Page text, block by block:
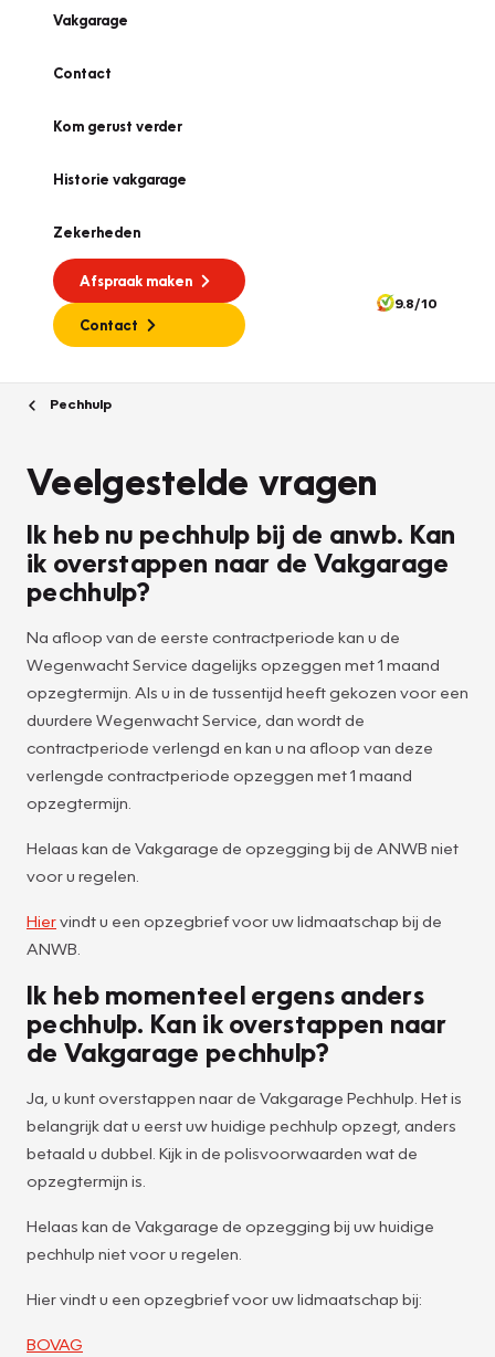
Vakgarage
Contact
Kom gerust verder
Historie vakgarage
Zekerheden
Afspraak maken
Contact
9.8/10
Pechhulp
Veelgestelde vragen
Ik heb nu pechhulp bij de anwb. Kan
ik overstappen naar de Vakgarage
pechhulp?
Na afloop van de eerste contractperiode kan u de
Wegenwacht Service dagelijks opzeggen met 1 maand
opzegtermijn. Als u in de tussentijd heeft gekozen voor een
duurdere Wegenwacht Service, dan wordt de
contractperiode verlengd en kan u na afloop van deze
verlengde contractperiode opzeggen met 1 maand
opzegtermijn.
Helaas kan de Vakgarage de opzegging bij de ANWB niet
voor u regelen.
Hiervindt u een opzegbrief voor uw lidmaatschap bij de
ANWB.
Ik heb momenteel ergens anders
pechhulp. Kan ik overstappen naar
de Vakgarage pechhulp?
Ja, u kunt overstappen naar de Vakgarage Pechhulp. Het is
belangrijk dat u eerst uw huidige pechhulp opzegt, anders
betaald u dubbel. Kijk in de polisvoorwaarden wat de
opzegtermijn is.
Helaas kan de Vakgarage de opzegging bij uw huidige
pechhulp niet voor u regelen.
Hier vindt u een opzegbrief voor uw lidmaatschap bij:
BOVAG